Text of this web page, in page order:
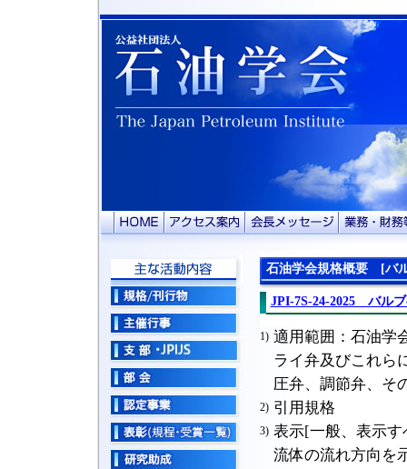
石油学会規格概要 [バ
JPI-7S-24-2025 バル
1) 適用範囲：石油学
ライ弁及びこれら
圧弁、調節弁、そ
2) 引用規格
3) 表示[一般、表示
流体の流れ方向を